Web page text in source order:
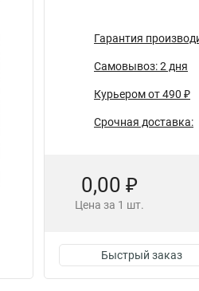
Гарантия
Самовывоз: 2 дня
Курьером от 490 ₽
Срочная доставка:
0,00 ₽
Цена за 1 шт.
Быстрый заказ